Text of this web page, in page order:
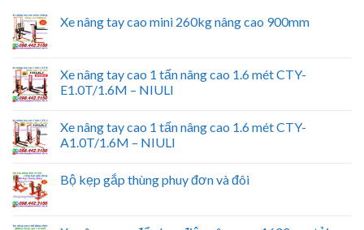
Xe nâng tay cao mini 260kg nâng cao 900mm
Xe nâng tay cao 1 tấn nâng cao 1.6 mét CTY-
E1.0T/1.6M – NIULI
Xe nâng tay cao 1 tấn nâng cao 1.6 mét CTY-
A1.0T/1.6M – NIULI
Bộ kẹp gắp thùng phuy đơn và đôi